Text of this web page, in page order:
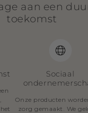
aan een
toekomst
Sociaal
Onze producten
zorg gemaakt. We